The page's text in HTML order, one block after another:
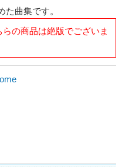
曲集です。
の商品は絶版でございま